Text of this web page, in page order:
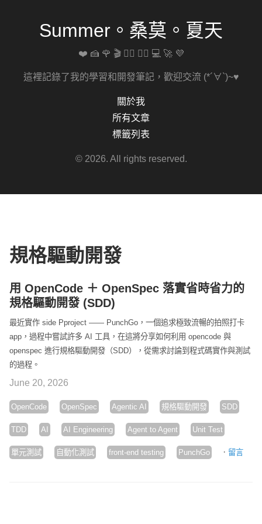
Summer。桑莫。夏天
❤️ 🍰 🌹 🎬 🚴‍♀️ 🏋️‍♀️ 💻 🚀 💜
這裡記錄了我的學習和開發筆記，歡迎交流 (*´∀`)~♥
關於我
所有文章
標籤列表
© 2026. All rights reserved.
規格驅動開發
用 OpenCode ＋ OpenSpec 落實省時省力的
規格驅動開發 (SDD)
最近實作 side Pproject —— PunchGo，一個追求極致流暢的拍照打卡
app，過程中嘗試許多 AI 工具，在這將分享如何利用 opencode 與
openspec 進行規格驅動開發（SDD），從需求討論到程式碼實作與測試
的過程。
June 20, 2026
OpenCode OpenSpec Agentic AI 規格驅動開發 SDD
TDD AI AI Engineering Agent to Agent Unit Test
單元測試 自動化測試 front-end testing PunchGo · 留言